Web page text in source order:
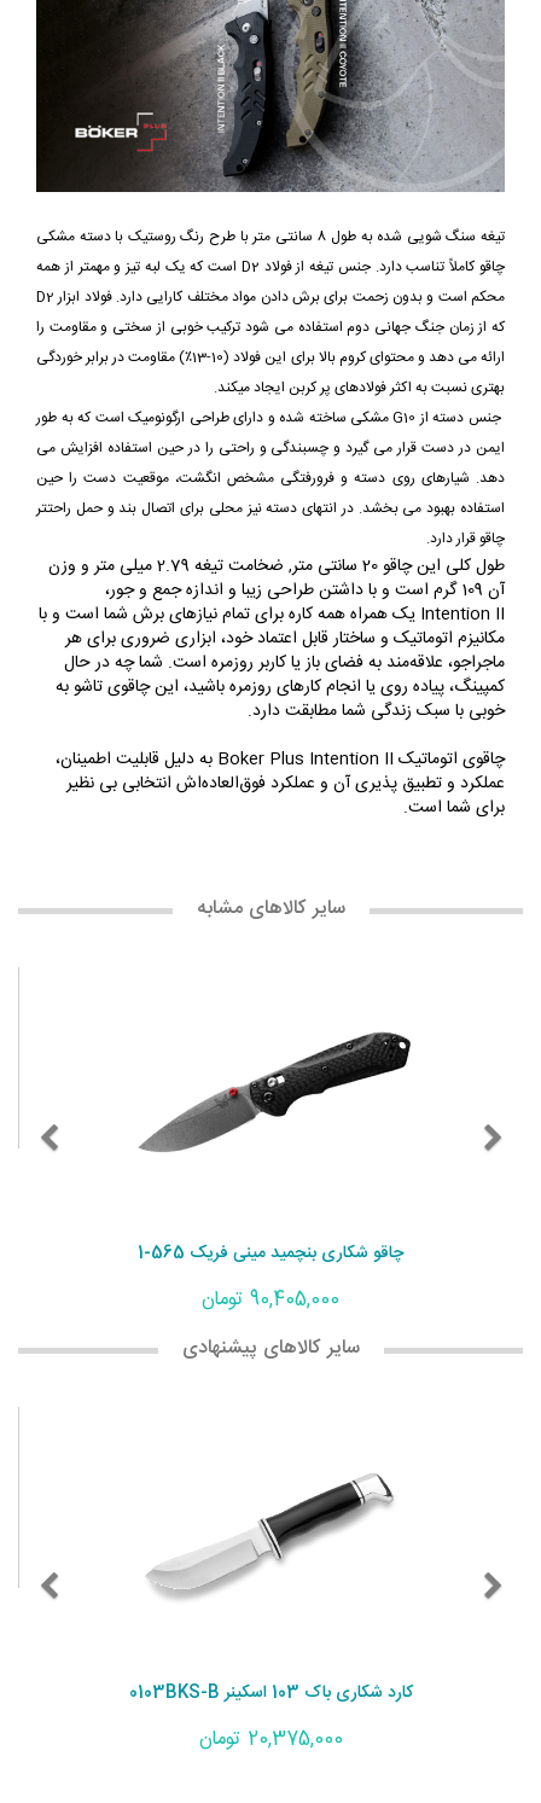
تیغه سنگ شویی شده به طول 8 سانتی متر با طرح رنگ روستیک با دسته مشکی
چاقو کاملاً تناسب دارد. جنس تیغه از فولاد D2 است که یک لبه تیز و مهمتر از همه
محکم است و بدون زحمت برای برش دادن مواد مختلف کارایی دارد. فولاد ابزار D2
که از زمان جنگ جهانی دوم استفاده می شود ترکیب خوبی از سختی و مقاومت را
ارائه می دهد و محتوای کروم بالا برای این فولاد (10-13٪) مقاومت در برابر خوردگی
بهتری نسبت به اکثر فولادهای پر کربن ایجاد میکند.
جنس دسته از G10 مشکی ساخته شده و دارای طراحی ارگونومیک است که به طور
ایمن در دست قرار می گیرد و چسبندگی و راحتی را در حین استفاده افزایش می
دهد. شیارهای روی دسته و فرورفتگی مشخص انگشت، موقعیت دست را حین
استفاده بهبود می بخشد. در انتهای دسته نیز محلی برای اتصال بند و حمل راحتتر
چاقو قرار دارد.
طول کلی این چاقو 20 سانتی متر, ضخامت تیغه 2.79 میلی متر و وزن
آن 109 گرم است و با داشتن طراحی زیبا و اندازه جمع و جور،
Intention II یک همراه همه کاره برای تمام نیازهای برش شما است و با
مکانیزم اتوماتیک و ساختار قابل اعتماد خود، ابزاری ضروری برای هر
ماجراجو، علاقه‌مند به فضای باز یا کاربر روزمره است. شما چه در حال
کمپینگ، پیاده روی یا انجام کارهای روزمره باشید، این چاقوی تاشو به
خوبی با سبک زندگی شما مطابقت دارد.
چاقوی اتوماتیک Boker Plus Intention II به دلیل قابلیت اطمینان،
عملکرد و تطبیق پذیری آن و عملکرد فوق‌العاده‌اش انتخابی بی نظیر
برای شما است.
سایر کالاهای مشابه
چاقو شکاری بنچمید مینی فریک 565-1
90,405,000 تومان
سایر کالاهای پیشنهادی
کارد شکاری باک 103 اسکینر 0103BKS-B
20,375,000 تومان